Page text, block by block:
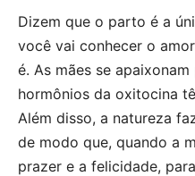
Dizem que o parto é a
você vai conhecer o
é. As mães se
hormônios da oxitocina
Além disso, a natureza
de modo que, quando a
prazer e a felicidade,